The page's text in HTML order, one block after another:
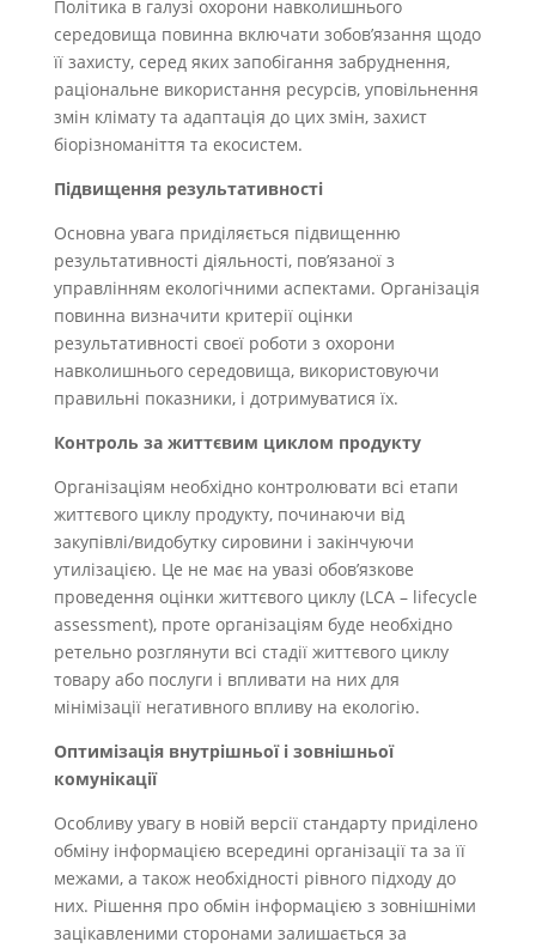
Політика в галузі охорони навколишнього
середовища повинна включати зобов’язання щодо
її захисту, серед яких запобігання забруднення,
раціональне використання ресурсів, уповільнення
змін клімату та адаптація до цих змін, захист
біорізноманіття та екосистем.
Підвищення результативності
Основна увага приділяється підвищенню
результативності діяльності, пов’язаної з
управлінням екологічними аспектами. Організація
повинна визначити критерії оцінки
результативності своєї роботи з охорони
навколишнього середовища, використовуючи
правильні показники, і дотримуватися їх.
Контроль за життєвим циклом продукту
Організаціям необхідно контролювати всі етапи
життєвого циклу продукту, починаючи від
закупівлі/видобутку сировини і закінчуючи
утилізацією. Це не має на увазі обов’язкове
проведення оцінки життєвого циклу (LCA – lifecycle
assessment), проте організаціям буде необхідно
ретельно розглянути всі стадії життєвого циклу
товару або послуги і впливати на них для
мінімізації негативного впливу на екологію.
Оптимізація внутрішньої і зовнішньої
комунікації
Особливу увагу в новій версії стандарту приділено
обміну інформацією всередині організації та за її
межами, а також необхідності рівного підходу до
них. Рішення про обмін інформацією з зовнішніми
зацікавленими сторонами залишається за